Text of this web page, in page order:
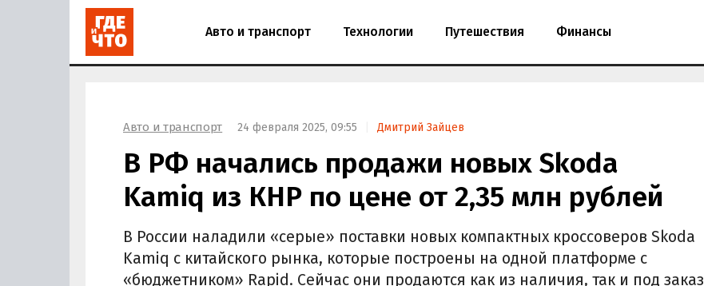
Авто и транспорт Технологии Путешествия Финансы
Авто и транспорт 24 февраля 2025, 09:55 Дмитрий Зайцев
В РФ начались продажи новых Skoda
Kamiq из КНР по цене от 2,35 млн рублей
В России наладили «серые» поставки новых компактных кроссоверов Skoda
Kamiq с китайского рынка, которые построены на одной платформе с
«бюджетником» Rapid. Сейчас они продаются как из наличия, так и под заказ